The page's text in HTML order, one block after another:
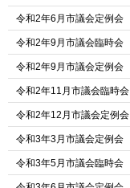
令和2年6月市議会定例会
令和2年9月市議会臨時会
令和2年9月市議会定例会
令和2年11月市議会臨時会
令和2年12月市議会定例会
令和3年3月市議会定例会
令和3年5月市議会臨時会